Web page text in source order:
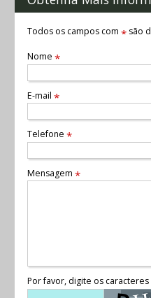
Todos os campos com *são
Nome *
E-mail *
Telefone *
Mensagem *
Por favor, digite os